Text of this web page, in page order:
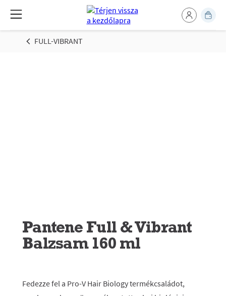
FULL-VIBRANT
Pantene Full & Vibrant
Balzsam 160 ml
Fedezze fel a Pro-V Hair Biology termékcsaládot,